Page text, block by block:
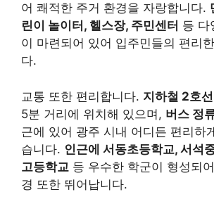
어 쾌적한 주거 환경을 자랑합니다.
린이 놀이터, 헬스장, 주민센터 등 다
이 마련되어 있어 입주민들의 편리
다.
교통 또한 편리합니다. 지하철 2호
5분 거리에 위치해 있으며, 버스 정
근에 있어 광주 시내 어디든 편리하
습니다. 인근에 서동초등학교, 서석
고등학교 등 우수한 학군이 형성되
경 또한 뛰어납니다.